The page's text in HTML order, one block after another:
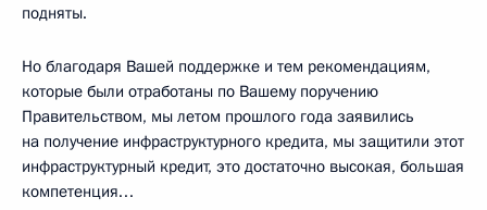
подняты.
Но благодаря Вашей поддержке и тем рекомендациям,
которые были отработаны по Вашему поручению
Правительством, мы летом прошлого года заявились
на получение инфраструктурного кредита, мы защитили этот
инфраструктурный кредит, это достаточно высокая, большая
компетенция…